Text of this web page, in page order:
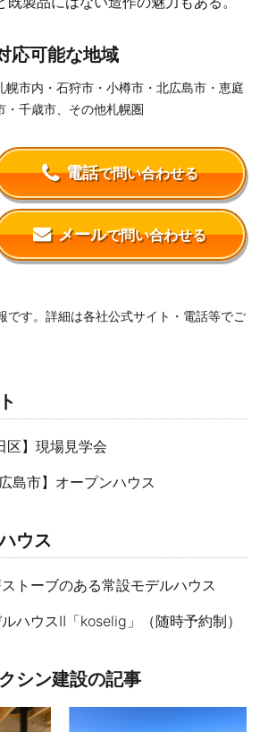
応可能な地域
幌市内・石狩市・小樽市・北広島市・恵庭
・千歳市、その他札幌圏
電話で問い合わせる
メールで問い合わせる
す。詳細は各社公式サイト・電話等でご
】現場見学会
島市】オープンハウス
ウス
トーブのある常設モデルハウス
ハウスⅡ「koselig」（随時予約制）
シン建設の記事